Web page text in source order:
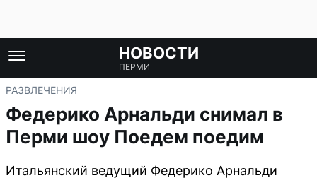
НОВОСТИ
ПЕРМИ
РАЗВЛЕЧЕНИЯ
Федерико Арнальди снимал в
Перми шоу Поедем поедим
Итальянский ведущий Федерико Арнальди